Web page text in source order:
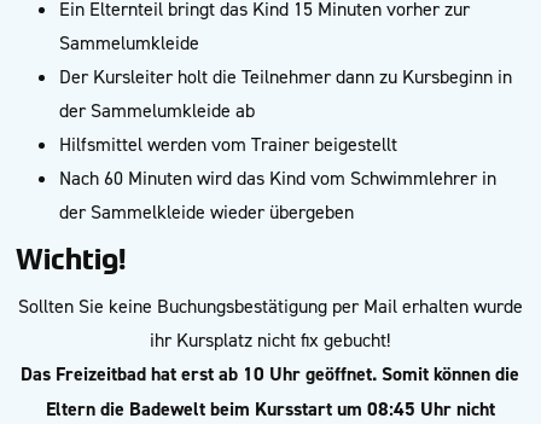
Ein Elternteil bringt das Kind 15 Minuten vorher zur
Sammelumkleide
Der Kursleiter holt die Teilnehmer dann zu Kursbeginn in
der Sammelumkleide ab
Hilfsmittel werden vom Trainer beigestellt
Nach 60 Minuten wird das Kind vom Schwimmlehrer in
der Sammelkleide wieder übergeben
Wichtig!
Sollten Sie keine Buchungsbestätigung per Mail erhalten wurde
ihr Kursplatz nicht fix gebucht!
Das Freizeitbad hat erst ab 10 Uhr geöffnet. Somitkönnen die
Eltern die Badewelt beim Kursstart um 08:45 Uhr nicht